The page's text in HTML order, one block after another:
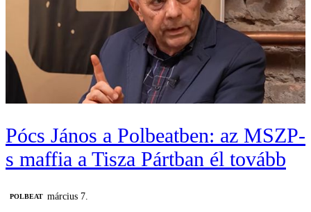
Pócs János a Polbeatben: az MSZP-
s maffia a Tisza Pártban él tovább
‎POLBEAT március 7.